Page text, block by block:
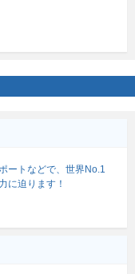
ートなどで、世界No.1
に迫ります！